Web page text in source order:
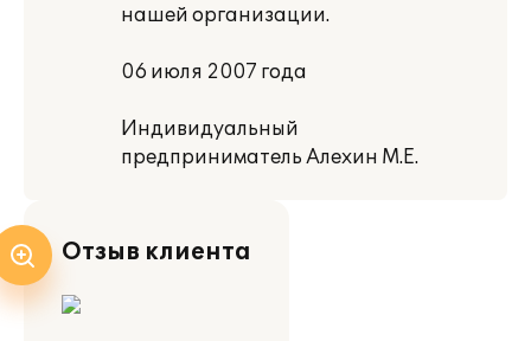
нашей организации.
06 июля 2007 года
Индивидуальный
предприниматель Алехин М.Е.
Отзыв клиента